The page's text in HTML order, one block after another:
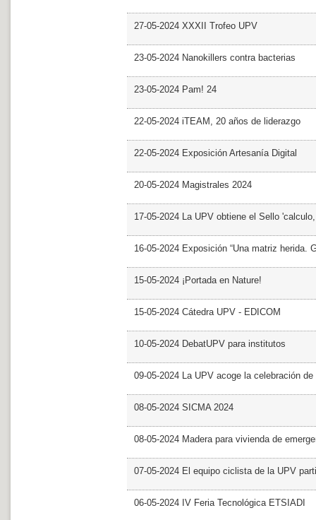
27-05-2024 XXXII Trofeo UPV
23-05-2024 Nanokillers contra bacterias
23-05-2024 Pam! 24
22-05-2024 iTEAM, 20 años de liderazgo
22-05-2024 Exposición Artesanía Digital
20-05-2024 Magistrales 2024
17-05-2024 La UPV obtiene el Sello
16-05-2024 Exposición “Una matriz herida.
15-05-2024 ¡Portada en Nature!
15-05-2024 Cátedra UPV - EDICOM
10-05-2024 DebatUPV para institutos
09-05-2024 La UPV acoge la celebración
08-05-2024 SICMA 2024
08-05-2024 Madera para vivienda de
07-05-2024 El equipo ciclista de la UPV
06-05-2024 IV Feria Tecnológica ETSIADI